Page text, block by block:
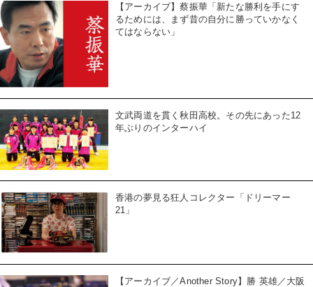
【アーカイブ】蔡振華「新たな勝利を手にす
るためには、まず昔の自分に勝っていかなく
てはならない」
文武両道を貫く秋田高校。その先にあった12
年ぶりのインターハイ
香港の夢見る狂人コレクター「ドリーマー
21」
【アーカイブ／Another Story】勝 英雄／大阪